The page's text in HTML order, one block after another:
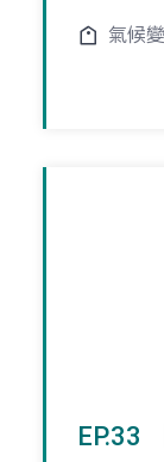
氣候
EP.33